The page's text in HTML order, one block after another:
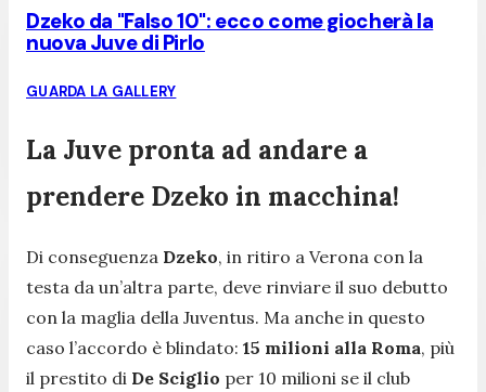
Dzeko da "Falso 10": ecco come giocherà la
nuova Juve di Pirlo
GUARDA LA GALLERY
La Juve pronta ad andare a
prendere Dzeko in macchina!
Di conseguenza Dzeko, in ritiro a Verona con la
testa da un’altra parte, deve rinviare il suo debutto
con la maglia della Juventus. Ma anche in questo
caso l’accordo è blindato: 15 milioni alla Roma, più
il prestito di De Sciglio per 10 milioni se il club